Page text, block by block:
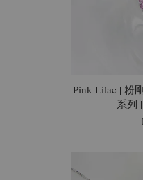
Pink Lilac | 粉
系列